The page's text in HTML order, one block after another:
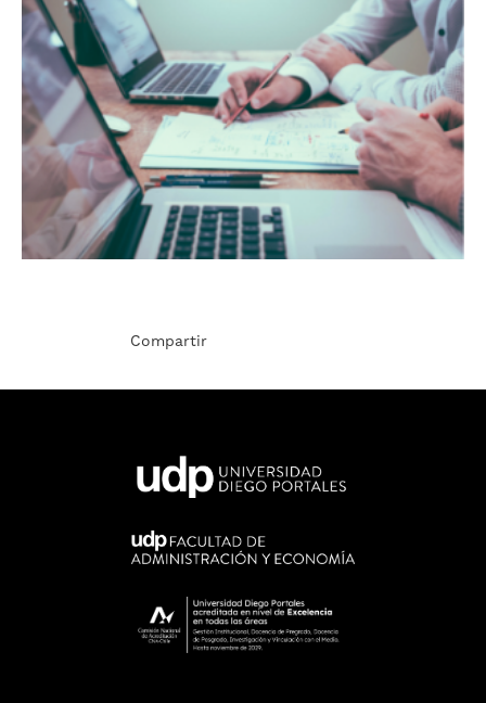
Compartir